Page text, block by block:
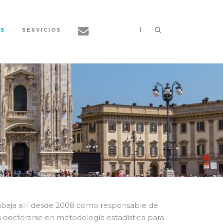
SERVICIOS |
allí desde 2008 como responsable de
doctorarse en metodología estadística para